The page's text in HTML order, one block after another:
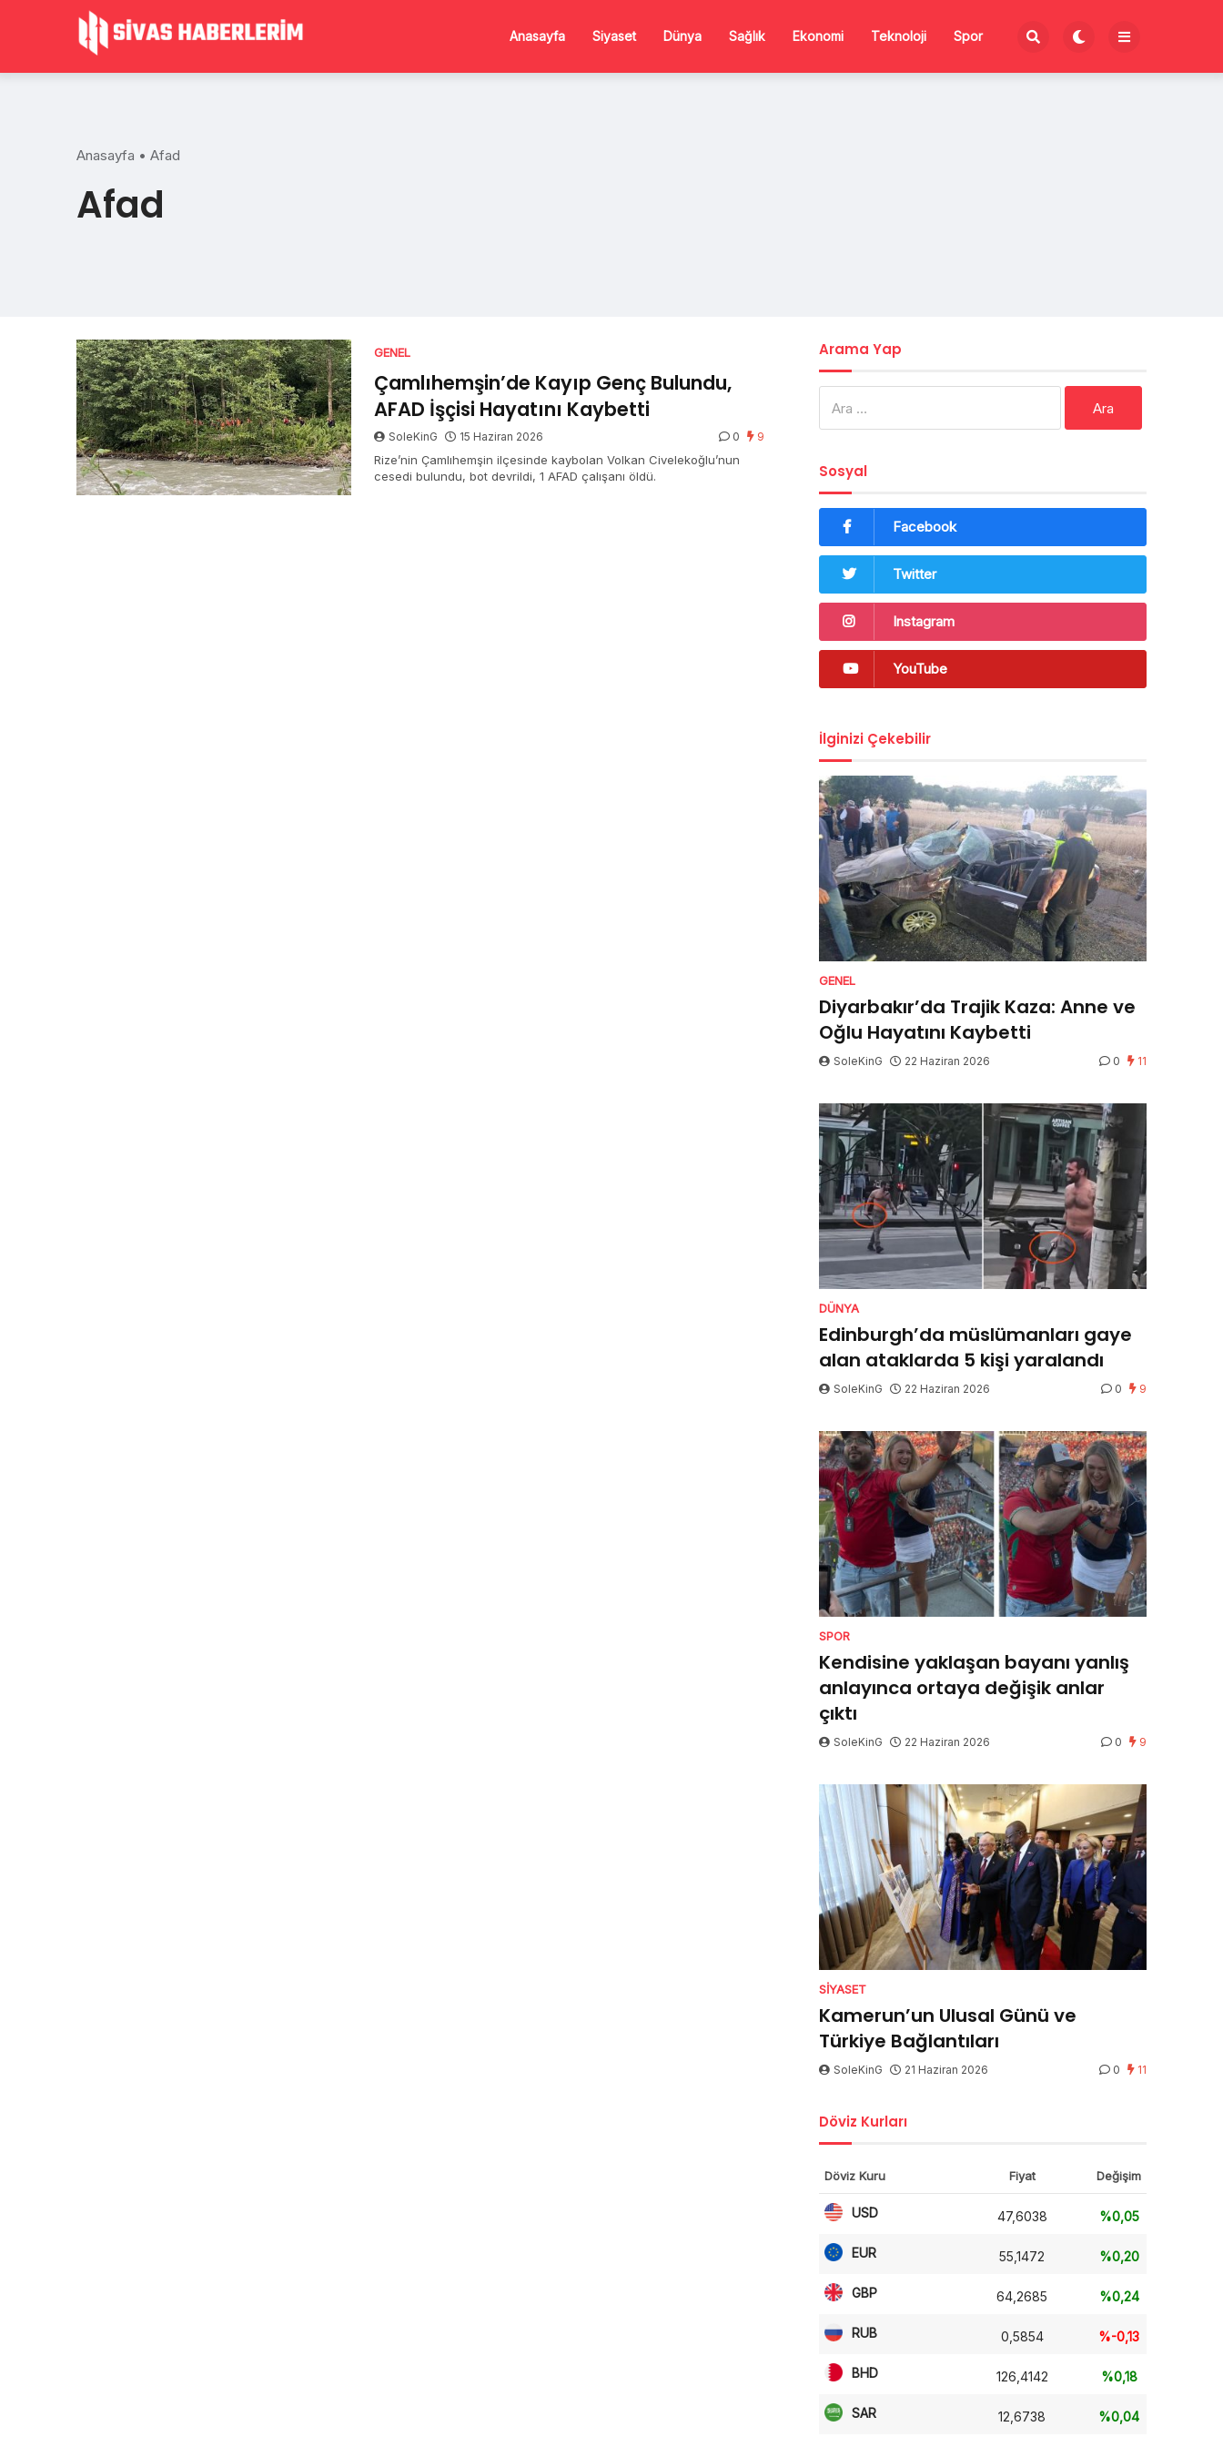
Anasayfa Siyaset Dünya Sağlık Ekonomi Teknoloji Spor
Anasayfa • Afad
Afad
GENEL
Çamlıhemşin’de Kayıp Genç Bulundu,
AFAD İşçisi Hayatını Kaybetti
SoleKinG 15 Haziran 2026 0 9
Rize’nin Çamlıhemşin ilçesinde kaybolan Volkan Civelekoğlu’nun
cesedi bulundu, bot devrildi, 1 AFAD çalışanı öldü.
Arama Yap
Sosyal
Facebook
Twitter
Instagram
YouTube
İlginizi Çekebilir
GENEL
Diyarbakır’da Trajik Kaza: Anne ve
Oğlu Hayatını Kaybetti
SoleKinG 22 Haziran 2026 0 11
DÜNYA
Edinburgh’da müslümanları gaye
alan ataklarda 5 kişi yaralandı
SoleKinG 22 Haziran 2026 0 9
SPOR
Kendisine yaklaşan bayanı yanlış
anlayınca ortaya değişik anlar
çıktı
SoleKinG 22 Haziran 2026 0 9
SIYASET
Kamerun’un Ulusal Günü ve
Türkiye Bağlantıları
SoleKinG 21 Haziran 2026 0 11
Döviz Kurları
Döviz Kuru Fiyat Değişim
USD 47,6038 %0,05
EUR 55,1472 %0,20
GBP 64,2685 %0,24
RUB 0,5854 %-0,13
BHD 126,4142 %0,18
SAR 12,6738 %0,04